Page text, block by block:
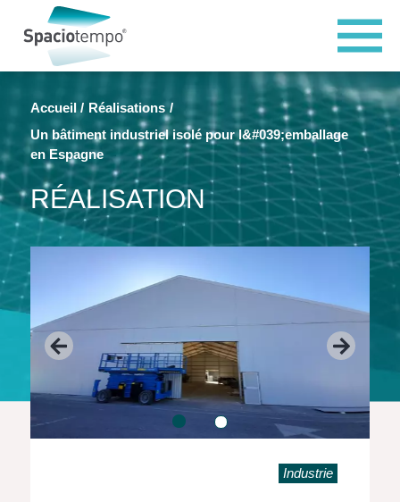
Accueil
Réalisations
Un bâtiment industriel isolé pour l&#039;emballage
en Espagne
RÉALISATION
Industrie
Panneau de gestion des cookies